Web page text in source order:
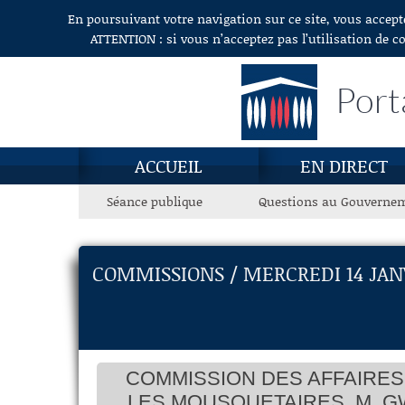
Aller au contenuEn poursuivant votre navigation sur ce site, vous
ATTENTION : si vous n’acceptez pas l’utilisation
ACCUEIL EN DIRECT
Séance publique Questions au
COMMISSIONS / MERCREDI 14
COMMISSION DES